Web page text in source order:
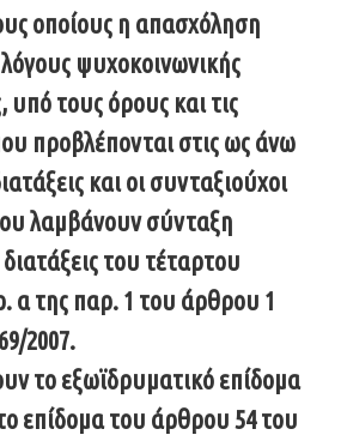
οποίους η απασχόληση
λόγους ψυχοκοινωνικής
τους όρους και τις
προβλέπονται στις ως άνω
και οι συνταξιούχοι
λαμβάνουν σύνταξη
του τέταρτου
α της παρ. 1 του άρθρου 1
2007.
το εξωϊδρυματικό επίδομα
επίδομα του άρθρου 54 του